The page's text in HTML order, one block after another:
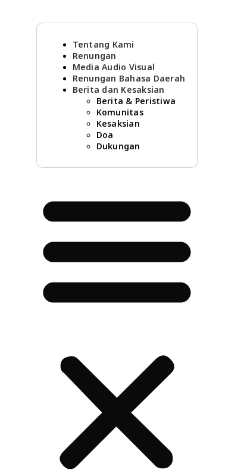
Tentang Kami
Renungan
Media Audio Visual
Renungan Bahasa Daerah
Berita dan Kesaksian
Berita & Peristiwa
Komunitas
Kesaksian
Doa
Dukungan